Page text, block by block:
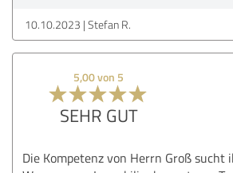
10.10.2023 Stefan R.
5,00 von 5
SEHR GUT
Die Kompetenz von Herrn Groß sucht